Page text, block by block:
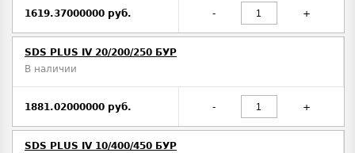
1619.37000000 руб. - +
SDS PLUS IV 20/200/250 БУР
В наличии
1881.02000000 руб. - +
SDS PLUS IV 10/400/450 БУР